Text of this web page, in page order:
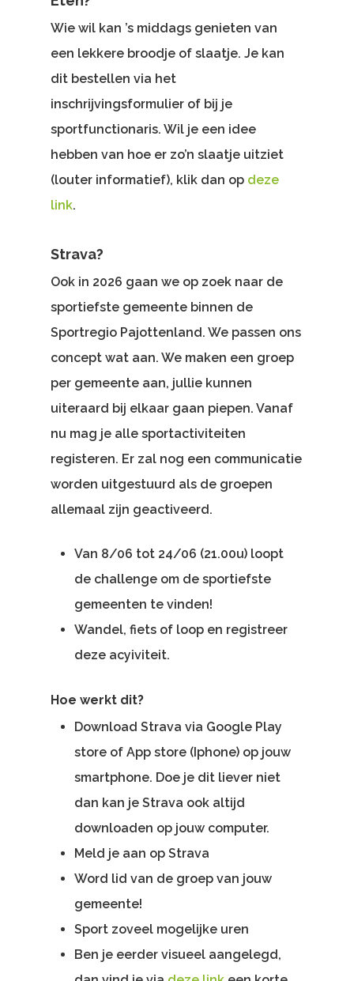
Wie wil kan ’s middags genieten van
een lekkere broodje of slaatje. Je kan
dit bestellen via het
inschrijvingsformulier of bij je
sportfunctionaris. Wil je een idee
hebben van hoe er zo’n slaatje uitziet
(louter informatief), klik dan op deze
link.
Strava?
Ook in 2026 gaan we op zoek naar de
sportiefste gemeente binnen de
Sportregio Pajottenland. We passen ons
concept wat aan. We maken een groep
per gemeente aan, jullie kunnen
uiteraard bij elkaar gaan piepen. Vanaf
nu mag je alle sportactiviteiten
registeren. Er zal nog een communicatie
worden uitgestuurd als de groepen
allemaal zijn geactiveerd.
Van 8/06 tot 24/06 (21.00u) loopt
de challenge om de sportiefste
gemeenten te vinden!
Wandel, fiets of loop en registreer
deze acyiviteit.
Hoe werkt dit?
Download Strava via Google Play
store of App store (Iphone) op jouw
smartphone. Doe je dit liever niet
dan kan je Strava ook altijd
downloaden op jouw computer.
Meld je aan op Strava
Word lid van de groep van jouw
gemeente!
Sport zoveel mogelijke uren
Ben je eerder visueel aangelegd,